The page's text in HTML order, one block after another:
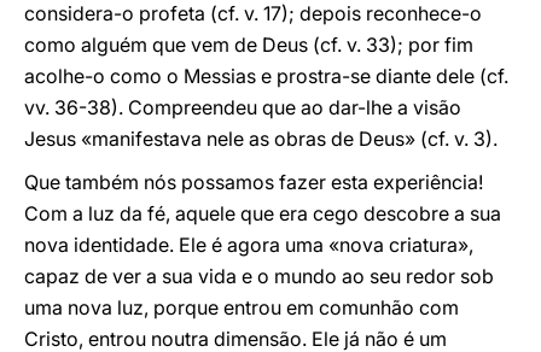
considera-o profeta (cf. v. 17); depois reconhece-o
como alguém que vem de Deus (cf. v. 33); por fim
acolhe-o como o Messias e prostra-se diante dele (cf.
vv. 36-38). Compreendeu que ao dar-lhe a visão
Jesus «manifestava nele as obras de Deus» (cf. v. 3).
Que também nós possamos fazer esta experiência!
Com a luz da fé, aquele que era cego descobre a sua
nova identidade. Ele é agora uma «nova criatura»,
capaz de ver a sua vida e o mundo ao seu redor sob
uma nova luz, porque entrou em comunhão com
Cristo, entrou noutra dimensão. Ele já não é um